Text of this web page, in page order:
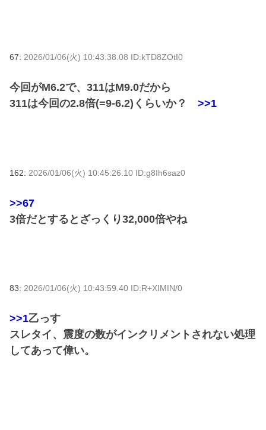
67: 2026/01/06(火) 10:43:38.08 ID:kTD8ZOtI0
今回がM6.2で、311はM9.0だから
311は今回の2.8倍(=9-6.2)くらいか？ >>1
162: 2026/01/06(火) 10:45:26.10 ID:g8Ih6saz0
>>67
3倍だとするとざっくり32,000倍やね
83: 2026/01/06(火) 10:43:59.40 ID:R+XIMIN/0
>>1乙っす
スレタイ、震度の数がインクリメントされない処理
してあって偉い。